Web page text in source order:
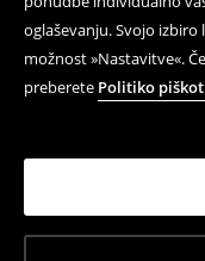
oglaševanju. Svojo
možnost »Nastavitve«.
preberete Politiko